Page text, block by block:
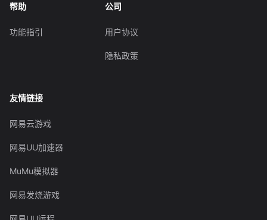
帮助
功能指引
公司
用户协议
隐私政策
友情链接
网易云游戏
网易UU加速器
MuMu模拟器
网易发烧游戏